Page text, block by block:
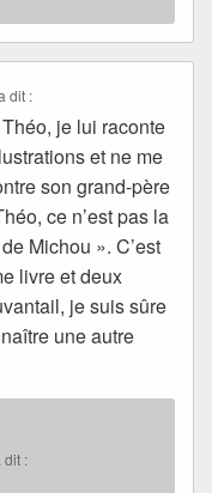
dit :
je lui raconte
et ne me
son grand-père
ce n’est pas la
Michou ». C’est
livre et deux
je suis sûre
une autre
dit :